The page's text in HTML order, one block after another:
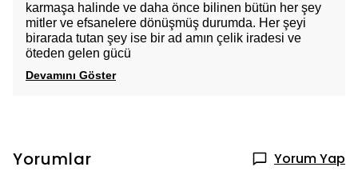
karmaşa halinde ve daha önce bilinen bütün her şey
mitler ve efsanelere dönüşmüş durumda. Her şeyi
birarada tutan şey ise bir ad amın çelik iradesi ve
öteden gelen gücü
Devamını Göster
Yorumlar Yorum Yap